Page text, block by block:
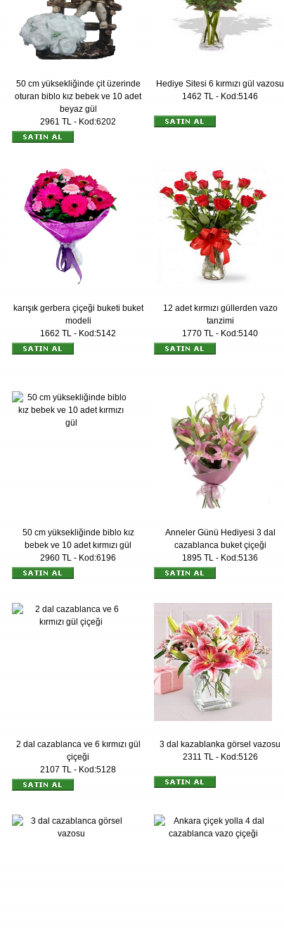
50 cm yüksekliğinde çit üzerinde
oturan biblo kız bebek ve 10 adet
beyaz gül
2961 TL - Kod:6202
Hediye Sitesi 6 kırmızı gül vazosu
1462 TL - Kod:5146
karışık gerbera çiçeği buketi buket
modeli
1662 TL - Kod:5142
12 adet kırmızı güllerden vazo
tanzimi
1770 TL - Kod:5140
50 cm yüksekliğinde biblo kız
bebek ve 10 adet kırmızı gül
2960 TL - Kod:6196
Anneler Günü Hediyesi 3 dal
cazablanca buket çiçeği
1895 TL - Kod:5136
2 dal cazablanca ve 6 kırmızı gül
çiçeği
2107 TL - Kod:5128
3 dal kazablanka görsel vazosu
2311 TL - Kod:5126